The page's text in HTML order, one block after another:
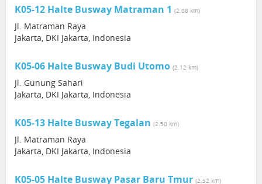
K05-12 Halte Busway Matraman 1 (2.08 km)
Jl. Matraman Raya
Jakarta, DKI Jakarta, Indonesia
K05-06 Halte Busway Budi Utomo (2.12 km)
Jl. Gunung Sahari
Jakarta, DKI Jakarta, Indonesia
K05-13 Halte Busway Tegalan (2.50 km)
Jl. Matraman Raya
Jakarta, DKI Jakarta, Indonesia
K05-05 Halte Busway Pasar Baru Tmur (2.52 km)